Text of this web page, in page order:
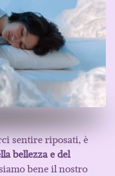
sentire riposati, è
bellezza e del
bene il nostro